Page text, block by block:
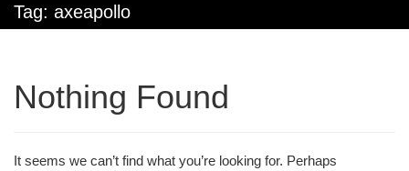
Tag: axeapollo
Nothing Found
It seems we can’t find what you’re looking for. Perhaps